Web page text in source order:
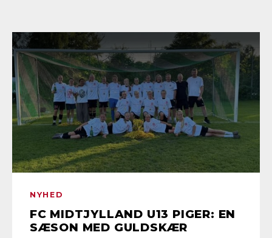
NYHED
FC MIDTJYLLAND U13 PIGER: EN
SÆSON MED GULDSKÆR